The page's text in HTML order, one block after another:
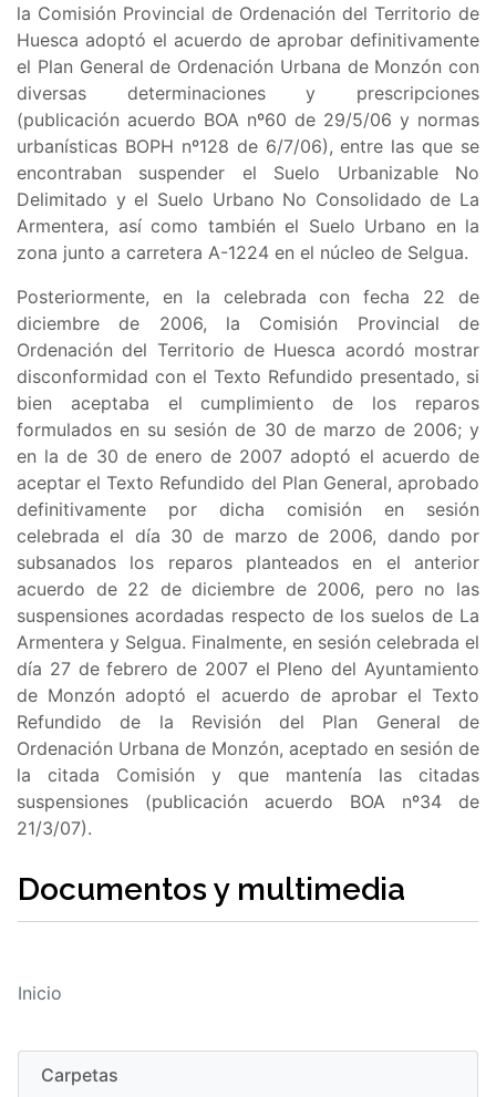
la Comisión Provincial de Ordenación del Territorio de
Huesca adoptó el acuerdo de aprobar definitivamente
el Plan General de Ordenación Urbana de Monzón con
diversas determinaciones y prescripciones
(publicación acuerdo BOA nº60 de 29/5/06 y normas
urbanísticas BOPH nº128 de 6/7/06), entre las que se
encontraban suspender el Suelo Urbanizable No
Delimitado y el Suelo Urbano No Consolidado de La
Armentera, así como también el Suelo Urbano en la
zona junto a carretera A-1224 en el núcleo de Selgua.
Posteriormente, en la celebrada con fecha 22 de
diciembre de 2006, la Comisión Provincial de
Ordenación del Territorio de Huesca acordó mostrar
disconformidad con el Texto Refundido presentado, si
bien aceptaba el cumplimiento de los reparos
formulados en su sesión de 30 de marzo de 2006; y
en la de 30 de enero de 2007 adoptó el acuerdo de
aceptar el Texto Refundido del Plan General, aprobado
definitivamente por dicha comisión en sesión
celebrada el día 30 de marzo de 2006, dando por
subsanados los reparos planteados en el anterior
acuerdo de 22 de diciembre de 2006, pero no las
suspensiones acordadas respecto de los suelos de La
Armentera y Selgua. Finalmente, en sesión celebrada el
día 27 de febrero de 2007 el Pleno del Ayuntamiento
de Monzón adoptó el acuerdo de aprobar el Texto
Refundido de la Revisión del Plan General de
Ordenación Urbana de Monzón, aceptado en sesión de
la citada Comisión y que mantenía las citadas
suspensiones (publicación acuerdo BOA nº34 de
21/3/07).
Documentos y multimedia
Inicio
Carpetas